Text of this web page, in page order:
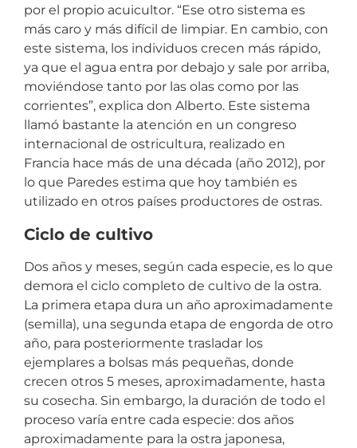
por el propio acuicultor. “Ese otro sistema es
más caro y más difícil de limpiar. En cambio, con
este sistema, los individuos crecen más rápido,
ya que el agua entra por debajo y sale por arriba,
moviéndose tanto por las olas como por las
corrientes”, explica don Alberto. Este sistema
llamó bastante la atención en un congreso
internacional de ostricultura, realizado en
Francia hace más de una década (año 2012), por
lo que Paredes estima que hoy también es
utilizado en otros países productores de ostras.
Ciclo de cultivo
Dos años y meses, según cada especie, es lo que
demora el ciclo completo de cultivo de la ostra.
La primera etapa dura un año aproximadamente
(semilla), una segunda etapa de engorda de otro
año, para posteriormente trasladar los
ejemplares a bolsas más pequeñas, donde
crecen otros 5 meses, aproximadamente, hasta
su cosecha. Sin embargo, la duración de todo el
proceso varía entre cada especie: dos años
aproximadamente para la ostra japonesa,